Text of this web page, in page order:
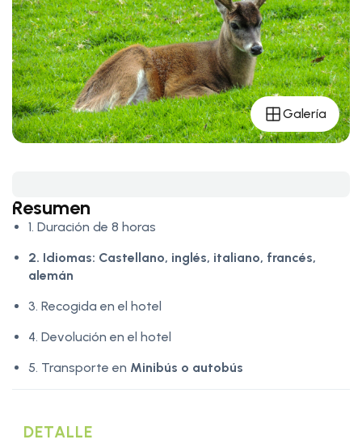
Galería
Resumen
1. Duración de 8 horas
2. Idiomas: Castellano, inglés, italiano, francés,
alemán
3. Recogida en el hotel
4. Devolución en el hotel
5. Transporte en Minibús o autobús
DETALLE